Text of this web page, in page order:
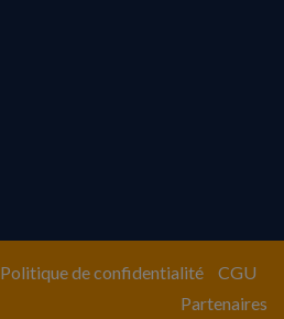
Politique de confidentialité
CGU
Partenaires